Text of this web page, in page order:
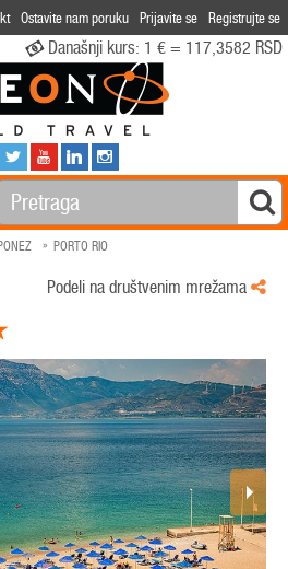
Ostavite nam poruku Prijavite se Registrujte se
Današnji kurs: 1 € = 117,3582 RSD
PORTO RIO
Podeli na društvenim mrežama